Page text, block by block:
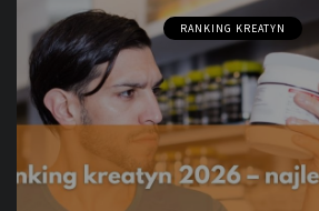
RANKING KREATYN